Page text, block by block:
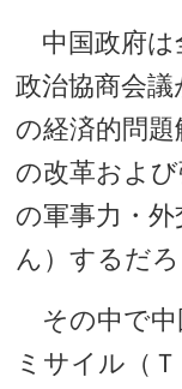
中国政府は
政治協商会
の経済的問
の改革およ
の軍事力・
ん）するだろ
その中で中
ミサイル（